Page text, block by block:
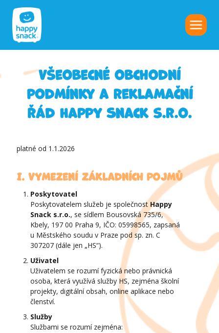
Všeobecné obchodní
podmínky a reklamační
řád Happy Snack s.r.o.
platné od 1.1.2026
I. Vymezení základních pojmů
Poskytovatel
Poskytovatelem služeb je společnost Happy
Snack s.r.o., se sídlem Bousovská 735/6,
Kbely, 197 00 Praha 9, IČO: 05998565, zapsaná
u Městského soudu v Praze pod sp. zn. C
307207 (dále jen „HS“).
Uživatel
Uživatelem se rozumí fyzická nebo právnická
osoba, která využívá služby HS, zejména školní
projekty, digitální obsah, online aplikace nebo
členství.
Služby
Službami se rozumí zejména: